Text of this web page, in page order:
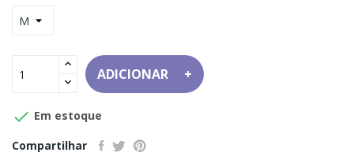
ADICIONAR
 Em estoque
Compartilhar